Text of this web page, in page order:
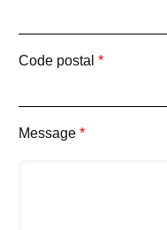
Code postal *
Message *